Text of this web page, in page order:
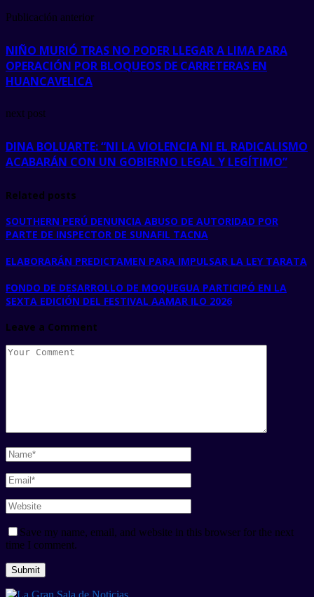
Publicación anterior
NIÑO MURIÓ TRAS NO PODER LLEGAR A LIMA PARA
OPERACIÓN POR BLOQUEOS DE CARRETERAS EN
HUANCAVELICA
next post
DINA BOLUARTE: “NI LA VIOLENCIA NI EL RADICALISMO
ACABARÁN CON UN GOBIERNO LEGAL Y LEGÍTIMO”
Related posts
SOUTHERN PERÚ DENUNCIA ABUSO DE AUTORIDAD POR
PARTE DE INSPECTOR DE SUNAFIL TACNA
ELABORARÁN PREDICTAMEN PARA IMPULSAR LA LEY TARATA
FONDO DE DESARROLLO DE MOQUEGUA PARTICIPÓ EN LA
SEXTA EDICIÓN DEL FESTIVAL AAMAR ILO 2026
Leave a Comment
Save my name, email, and website in this browser for the next
time I comment.